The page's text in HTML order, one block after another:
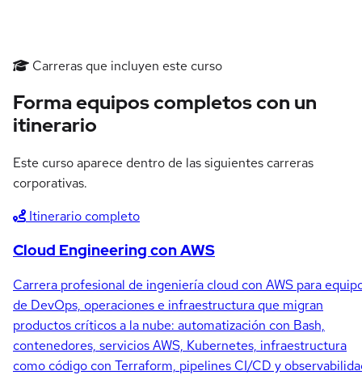
Carreras que incluyen este curso
Forma equipos completos con un
itinerario
Este curso aparece dentro de las siguientes carreras
corporativas.
Itinerario completo
Cloud Engineering con AWS
Carrera profesional de ingeniería cloud con AWS para
de DevOps, operaciones e infraestructura que migran
productos críticos a la nube: automatización con Bash,
contenedores, servicios AWS, Kubernetes, infraestructura
como código con Terraform, pipelines CI/CD y